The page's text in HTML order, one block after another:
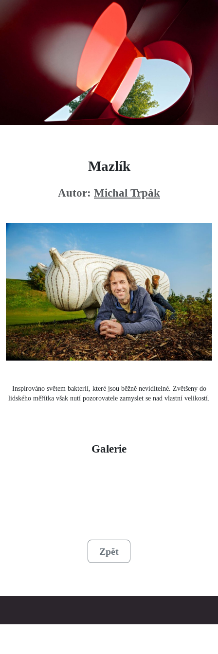
Mazlík
Autor: Michal Trpák
Inspirováno světem bakterií, které jsou běžně neviditelné. Zvětšeny do
lidského měřítka však nutí pozorovatele zamyslet se nad vlastní velikostí.
Galerie
Zpět